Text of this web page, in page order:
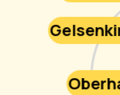
0800 300